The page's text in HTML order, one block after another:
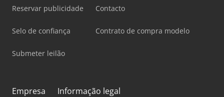
Reservar publicidade
Selo de confiança
Submeter leilão
Contacto
Contrato de compra modelo
Empresa Informação legal